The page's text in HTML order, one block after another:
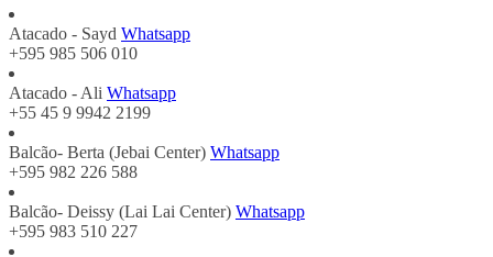
Atacado - Sayd Whatsapp
+595 985 506 010
Atacado - Ali Whatsapp
+55 45 9 9942 2199
Balcão- Berta (Jebai Center) Whatsapp
+595 982 226 588
Balcão- Deissy (Lai Lai Center) Whatsapp
+595 983 510 227